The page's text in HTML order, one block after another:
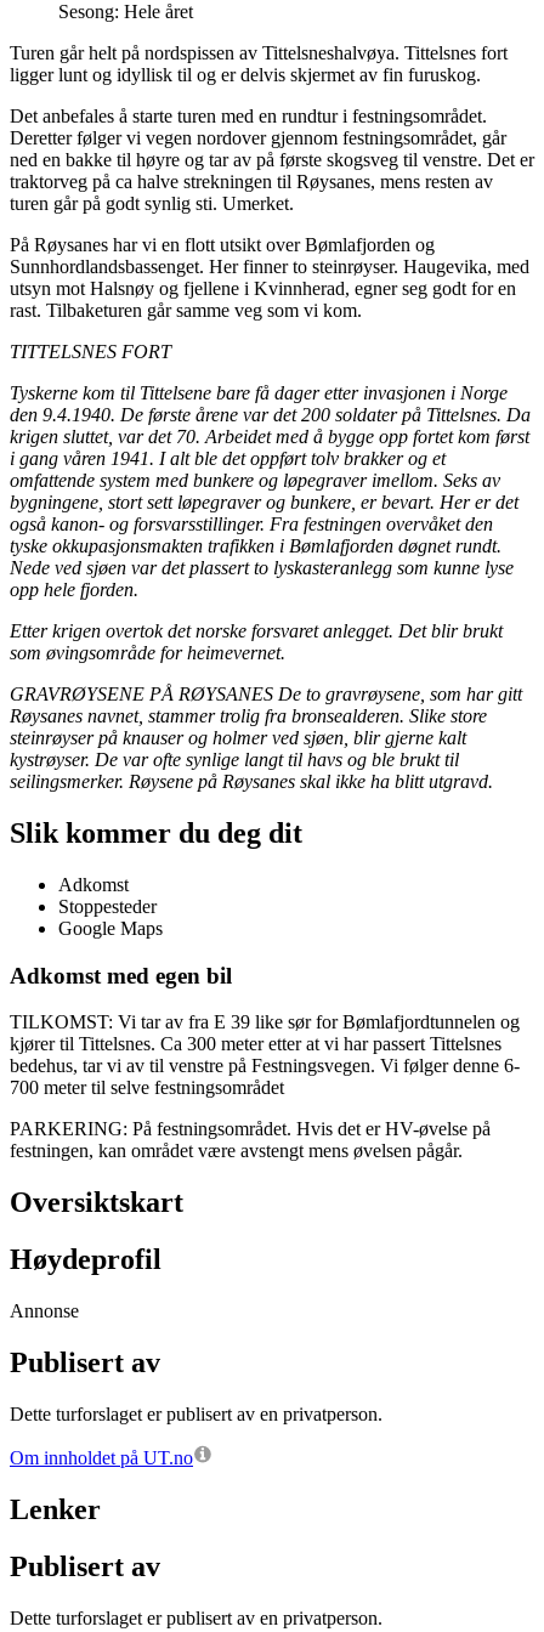
Sesong: Hele året
Turen går helt på nordspissen av Tittelsneshalvøya. Tittelsnes fort
ligger lunt og idyllisk til og er delvis skjermet av fin furuskog.
Det anbefales å starte turen med en rundtur i festningsområdet.
Deretter følger vi vegen nordover gjennom festningsområdet, går
ned en bakke til høyre og tar av på første skogsveg til venstre. Det er
traktorveg på ca halve strekningen til Røysanes, mens resten av
turen går på godt synlig sti. Umerket.
På Røysanes har vi en flott utsikt over Bømlafjorden og
Sunnhordlandsbassenget. Her finner to steinrøyser. Haugevika, med
utsyn mot Halsnøy og fjellene i Kvinnherad, egner seg godt for en
rast. Tilbaketuren går samme veg som vi kom.
TITTELSNES FORT
Tyskerne kom til Tittelsene bare få dager etter invasjonen i Norge
den 9.4.1940. De første årene var det 200 soldater på Tittelsnes. Da
krigen sluttet, var det 70. Arbeidet med å bygge opp fortet kom først
i gang våren 1941. I alt ble det oppført tolv brakker og et
omfattende system med bunkere og løpegraver imellom. Seks av
bygningene, stort sett løpegraver og bunkere, er bevart. Her er det
også kanon- og forsvarsstillinger. Fra festningen overvåket den
tyske okkupasjonsmakten trafikken i Bømlafjorden døgnet rundt.
Nede ved sjøen var det plassert to lyskasteranlegg som kunne lyse
opp hele fjorden.
Etter krigen overtok det norske forsvaret anlegget. Det blir brukt
som øvingsområde for heimevernet.
GRAVRØYSENE PÅ RØYSANES De to gravrøysene, som har gitt
Røysanes navnet, stammer trolig fra bronsealderen. Slike store
steinrøyser på knauser og holmer ved sjøen, blir gjerne kalt
kystrøyser. De var ofte synlige langt til havs og ble brukt til
seilingsmerker. Røysene på Røysanes skal ikke ha blitt utgravd.
Slik kommer du deg dit
Adkomst
Stoppesteder
Google Maps
Adkomst med egen bil
TILKOMST: Vi tar av fra E 39 like sør for Bømlafjordtunnelen og
kjører til Tittelsnes. Ca 300 meter etter at vi har passert Tittelsnes
bedehus, tar vi av til venstre på Festningsvegen. Vi følger denne 6-
700 meter til selve festningsområdet
PARKERING: På festningsområdet. Hvis det er HV-øvelse på
festningen, kan området være avstengt mens øvelsen pågår.
Oversiktskart
Høydeprofil
Annonse
Publisert av
Dette turforslaget er publisert av en privatperson.
Om innholdet på UT.no
Lenker
Publisert av
Dette turforslaget er publisert av en privatperson.